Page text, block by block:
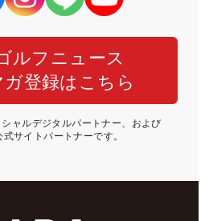
ルフニュース
ガ登録はこちら
ャルデジタルパートナー、および
式サイトパートナーです。